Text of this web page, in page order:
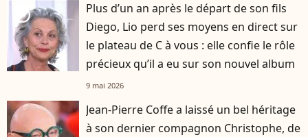
player2
Plus d’un an après le départ de son fils
Diego, Lio perd ses moyens en direct sur
le plateau de C à vous : elle confie le rôle
précieux qu’il a eu sur son nouvel album
9 mai 2026
Jean-Pierre Coffe a laissé un bel héritage
à son dernier compagnon Christophe, de